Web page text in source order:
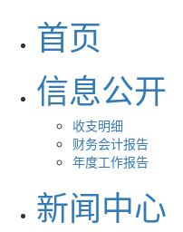
首页
信息公开
收支明细
财务会计报告
年度工作报告
新闻中心